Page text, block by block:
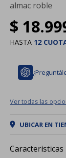
almac roble
$
HASTA 12
Ver todas las
UBICAR EN
Caracteristicas